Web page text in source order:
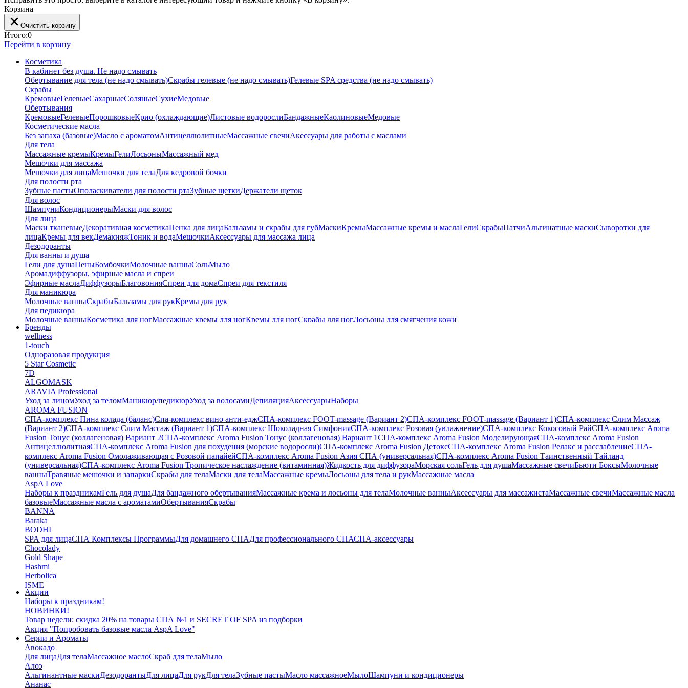
Корзина
Очистить корзину
Итого:0
Перейти в корзину
Косметика
В кабинет без душа. Не надо смывать
Обертывание для тела (не надо смывать)Скрабы гелевые (не надо смывать)Гелевые SPA средства (не надо смывать)
Скрабы
КремовыеГелевыеСахарныеСоляныеСухиеМедовые
Обертывания
КремовыеГелевыеПорошковыеКрио (охлаждающие)Листовые водорослиБандажныеКаолиновыеМедовые
Косметические масла
Без запаха (базовые)Масло с ароматомАнтицеллюлитныеМассажные свечиАкессуары для работы с маслами
Для тела
Массажные кремыКремыГелиЛосьоныМассажный мед
Мешочки для массажа
Мешочки для лицаМешочки для телаДля кедровой бочки
Для полости рта
Зубные пастыОполаскиватели для полости ртаЗубные щеткиДержатели щеток
Для волос
ШампуниКондиционерыМаски для волос
Для лица
Маски тканевыеДекоративная косметикаПенка для лицаБальзамы и скрабы для губМаскиКремыМассажные кремы и маслаГелиСкрабыПатчиАльгинатные маскиСыворотки для
лицаКремы для векДемакияжТоник и водаМешочкиАксессуары для массажа лица
Дезодоранты
Для ванны и душа
Гели для душаПеныБомбочкиМолочные ванныСольМыло
Аромадиффузоры, эфирные масла и спреи
Эфирные маслаДиффузорыБлаговонияСпреи для домаСпреи для текстиля
Для маникюра
Молочные ванныСкрабыБальзамы для рукКремы для рук
Для педикюра
Молочные ванныКосметика для ногМассажные кремы для ногКремы для ногСкрабы для ногЛосьоны для смягчения кожи
Тайские бальзамы
Альгинатные маски
Бренды
wellness
1-touch
Одноразовая продукция
5 Star Cosmetic
7D
ALGOMASK
ARAVIA Professional
Уход за лицомУход за теломМаникюр/педикюрУход за волосамиДепиляцияАксессуарыНаборы
AROMA FUSION
СПА-комплекс Пина колада (баланс)Cпа-комплекс вино анти-еджСПА-комплекс FOOT-massage (Вариант 2)СПА-комплекс FOOT-massage (Вариант 1)СПА-комплекс Слим Массаж
(Вариант 2)СПА-комплекс Слим Массаж (Вариант 1)СПА-комплекс Шоколадная СимфонияСПА-комплекс Розовая (увлажнение)СПА-комплекс Кокосовый РайСПА-комплекс Aroma
Fusion Тонус (коллагеновая) Вариант 2СПА-комплекс Aroma Fusion Тонус (коллагеновая) Вариант 1СПА-комплекс Aroma Fusion МоделирующаяСПА-комплекс Aroma Fusion
АнтицеллюлитнаяСПА-комплекс Aroma Fusion для похудения (морские водоросли)СПА-комплекс Aroma Fusion ДетоксСПА-комплекс Aroma Fusion Релакс и расслаблениеСПА-
комплекс Aroma Fusion Омолаживающая с Розовой папайейСПА-комплекс Aroma Fusion Азия СПА (универсальная)СПА-комплекс Aroma Fusion Таинственный Тайланд
(универсальная)СПА-комплекс Aroma Fusion Тропическое наслаждение (витаминная)Жидкость для диффузораМорская сольГель для душаМассажные свечиБьюти БоксыМолочные
ванныТравяные мешочки и запаркиСкрабы для телаМаски для телаМассажные кремыЛосьоны для тела и рукМассажные масла
AspA Love
Наборы к праздникамГель для душаДля бандажного обертыванияМассажные крема и лосьоны для телаМолочные ванныАксессуары для массажистаМассажные свечиМассажные масла
базовыеМассажные масла с ароматамиОбертыванияСкрабы
BANNA
Baraka
BODHI
SPA для лицаСПА Комплексы ПрограммыДля домашнего СПАДля профессионального СПАСПА-аксессуары
Chocolady
Gold Shape
Hashmi
Herbolica
ISME
Jinda
Juman
Katha
Kelebek
Kokonut
Маски для тела
L'Cosmetics
LAMENATT
NARDA
NEWSKY
Акции
Наборы к праздникам!
НОВИНКИ!
Товар недели: скидка 20% на товары СПА №1 и SECRET OF SPA из подборки
Акция "Попробовать базовые масла AspA Love"
Серии и Ароматы
Авокадо
Для лицаДля телаМассажное маслоСкраб для телаМыло
Алоэ
Альгинантные маскиДезодорантыДля лицаДля рукДля телаЗубные пастыМасло массажноеМылоШампуни и кондиционеры
Ананас